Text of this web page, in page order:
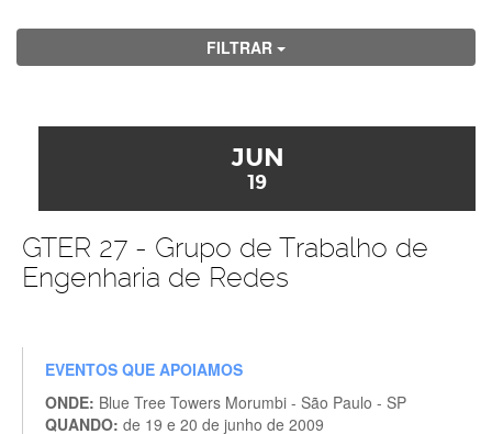
FILTRAR
JUN
19
GTER 27 - Grupo de Trabalho de
Engenharia de Redes
EVENTOS QUE APOIAMOS
ONDE: Blue Tree Towers Morumbi - São Paulo - SP
QUANDO: de 19 e 20 de junho de 2009